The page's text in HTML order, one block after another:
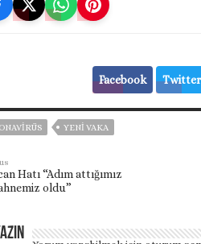
Facebook Twitter
YENI VAKA
Hatı “Adım attığımız
oldu”